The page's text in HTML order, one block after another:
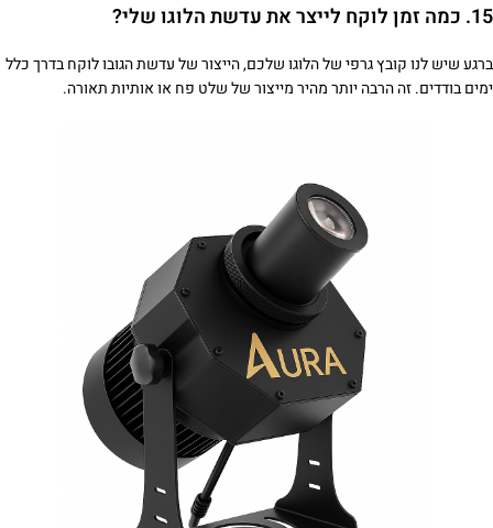
15. כמה זמן לוקח לייצר את עדשת הלוגו שלי?
ברגע שיש לנו קובץ גרפי של הלוגו שלכם, הייצור של עדשת הגובו לוקח בדרך כלל
ימים בודדים. זה הרבה יותר מהיר מייצור של שלט פח או אותיות תאורה.